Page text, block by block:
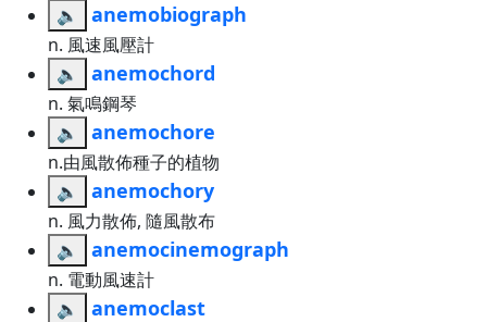
🔈
anemobiograph
n. 風速風壓計
🔈
anemochord
n. 氣鳴鋼琴
🔈
anemochore
n.由風散佈種子的植物
🔈
anemochory
n. 風力散佈, 隨風散布
🔈
anemocinemograph
n. 電動風速計
🔈
anemoclast